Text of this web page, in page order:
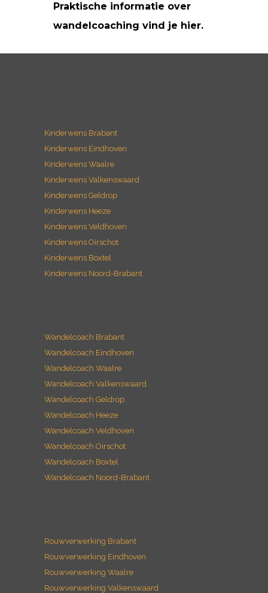
Praktische informatie over
wandelcoaching vind je hier.
Kinderwens Brabant
Kinderwens Eindhoven
Kinderwens Waalre
Kinderwens Valkenswaard
Kinderwens Geldrop
Kinderwens Heeze
Kinderwens Veldhoven
Kinderwens Oirschot
Kinderwens Boxtel
Kinderwens Noord-Brabant
Wandelcoach Brabant
Wandelcoach Eindhoven
Wandelcoach Waalre
Wandelcoach Valkenswaard
Wandelcoach Geldrop
Wandelcoach Heeze
Wandelcoach Veldhoven
Wandelcoach Oirschot
Wandelcoach Boxtel
Wandelcoach Noord-Brabant
Rouwverwerking Brabant
Rouwverwerking Eindhoven
Rouwverwerking Waalre
Rouwverwerking Valkenswaard